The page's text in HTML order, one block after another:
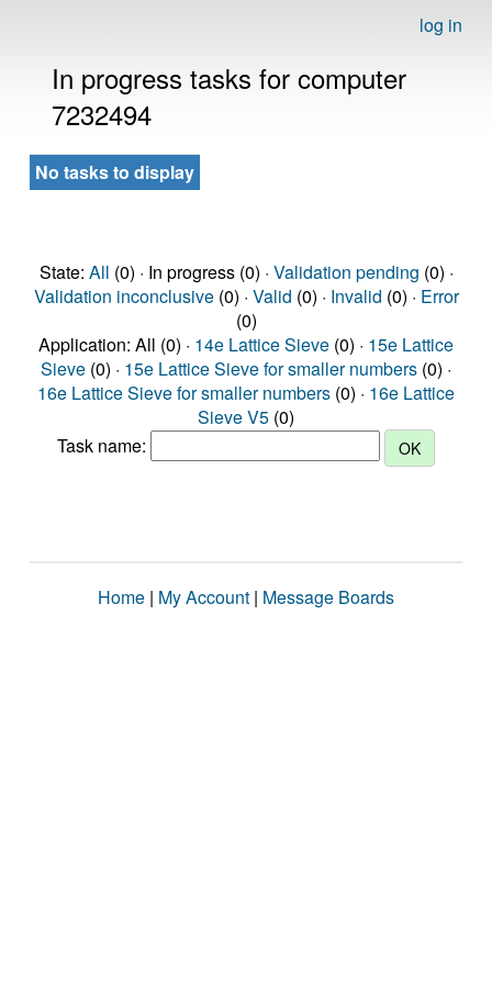
log in
In progress tasks for computer
7232494
No tasks to display
State: All (0) · In progress (0) · Validation pending (0) ·
Validation inconclusive(0) · Valid (0) · Invalid (0) · Error
(0)
Application: All (0) · 14e Lattice Sieve (0) · 15e Lattice
Sieve (0) · 15e Lattice Sieve for smaller numbers (0) ·
16e Lattice Sieve for smaller numbers (0) · 16e Lattice
Sieve V5 (0)
Task name:
Home | My Account | Message Boards